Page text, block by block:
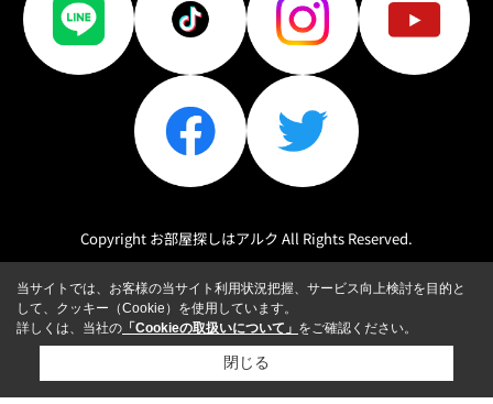
Copyright お部屋探しはアルク All Rights Reserved.
当サイトでは、お客様の当サイト利用状況把握、サービス向上検討を目的と
して、クッキー（Cookie）を使用しています。
詳しくは、当社の 「Cookieの取扱いについて」 をご確認ください。
閉じる